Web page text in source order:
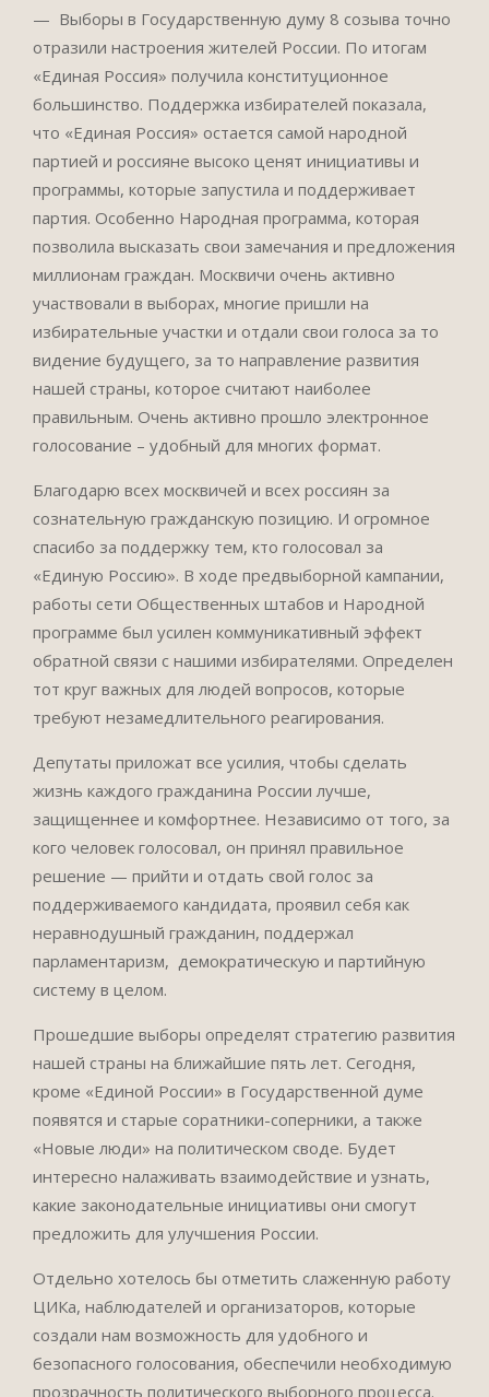
— Выборы в Государственную думу 8 созыва точно
отразили настроения жителей России. По итогам
«Единая Россия» получила конституционное
большинство. Поддержка избирателей показала,
что «Единая Россия» остается самой народной
партией и россияне высоко ценят инициативы и
программы, которые запустила и поддерживает
партия. Особенно Народная программа, которая
позволила высказать свои замечания и предложения
миллионам граждан. Москвичи очень активно
участвовали в выборах, многие пришли на
избирательные участки и отдали свои голоса за то
видение будущего, за то направление развития
нашей страны, которое считают наиболее
правильным. Очень активно прошло электронное
голосование – удобный для многих формат.
Благодарю всех москвичей и всех россиян за
сознательную гражданскую позицию. И огромное
спасибо за поддержку тем, кто голосовал за
«Единую Россию». В ходе предвыборной кампании,
работы сети Общественных штабов и Народной
программе был усилен коммуникативный эффект
обратной связи с нашими избирателями. Определен
тот круг важных для людей вопросов, которые
требуют незамедлительного реагирования.
Депутаты приложат все усилия, чтобы сделать
жизнь каждого гражданина России лучше,
защищеннее и комфортнее. Независимо от того, за
кого человек голосовал, он принял правильное
решение — прийти и отдать свой голос за
поддерживаемого кандидата, проявил себя как
неравнодушный гражданин, поддержал
парламентаризм, демократическую и партийную
систему в целом.
Прошедшие выборы определят стратегию развития
нашей страны на ближайшие пять лет. Сегодня,
кроме «Единой России» в Государственной думе
появятся и старые соратники-соперники, а также
«Новые люди» на политическом своде. Будет
интересно налаживать взаимодействие и узнать,
какие законодательные инициативы они смогут
предложить для улучшения России.
Отдельно хотелось бы отметить слаженную работу
ЦИКа, наблюдателей и организаторов, которые
создали нам возможность для удобного и
безопасного голосования, обеспечили необходимую
прозрачность политического выборного процесса.